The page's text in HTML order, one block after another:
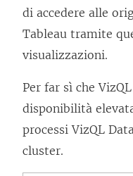
di accedere alle
Tableau tramite
visualizzazioni.
Per far sì che
disponibilità
processi VizQL
cluster.